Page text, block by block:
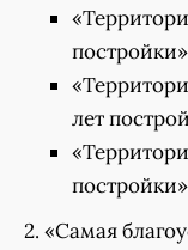
лет
2. «Самая